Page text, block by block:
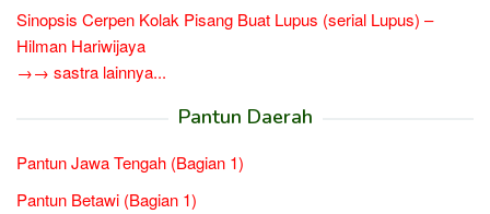
Sinopsis Cerpen Kolak Pisang Buat Lupus (serial Lupus) –
Hilman Hariwijaya
→→ sastra lainnya...
Pantun Daerah
Pantun Jawa Tengah (Bagian 1)
Pantun Betawi (Bagian 1)